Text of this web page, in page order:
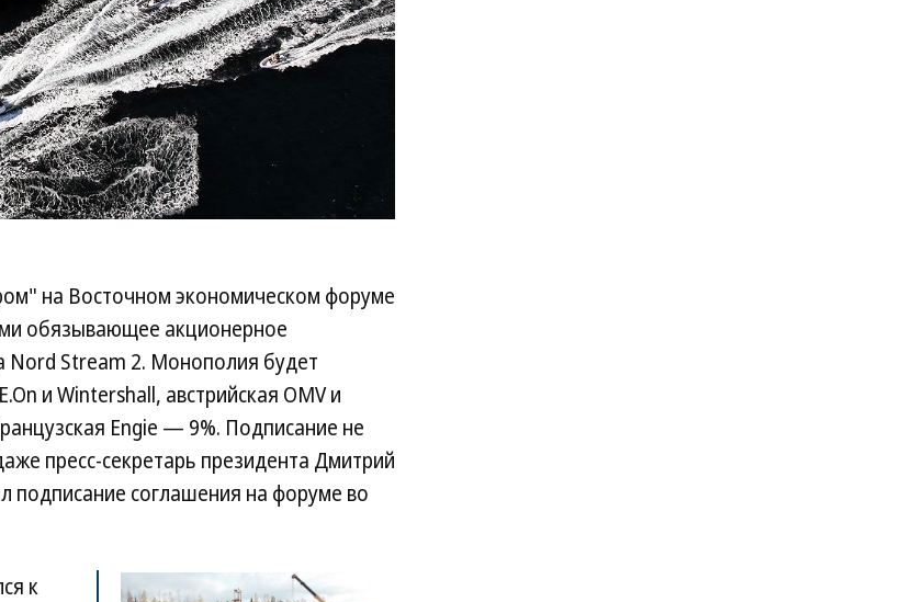
на Восточном экономическом форуме
обязывающее акционерное
Nord Stream 2. Монополия будет
и Wintershall, австрийская OMV и
Engie — 9%. Подписание не
пресс-секретарь президента Дмитрий
подписание соглашения на форуме во
к